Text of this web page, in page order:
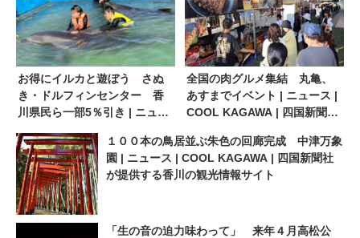
お得にイルカと遊ぼう さぬ
き・ドルフィンセンター 香
川県民ら一部5％引き | ニュー
聞社が提供する香川の観光情
報サイト
全国の肉グルメ集結 丸亀、
あすまでイベント | ニュース |
COOL KAGAWA | 四国新聞社
イト
１００本の鳥居並ぶ朱色の回廊完成 中津万象
園 | ニュース | COOL KAGAWA | 四国新聞社
が提供する香川の観光情報サイト
「生の音の迫力味わって」 来年４月高松公